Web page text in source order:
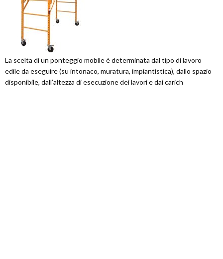
La scelta di un ponteggio mobile è determinata dal tipo di lavoro
edile da eseguire (su intonaco, muratura, impiantistica), dallo spazio
disponibile, dall’altezza di esecuzione dei lavori e dai carich